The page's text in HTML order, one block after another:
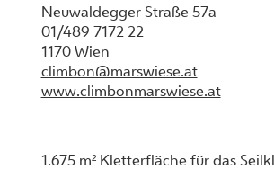
Neuwaldegger Straße 57a
01/489 7172 22
1170 Wien
climbon@marswiese.at
www.climbonmarswiese.at
1.675 m² Kletterfläche für das